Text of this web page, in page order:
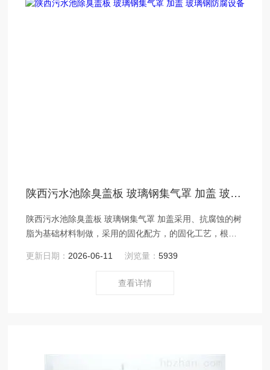
陕西污水池除臭盖板 玻璃钢集气罩 加盖 玻璃钢防腐设备
陕西污水池除臭盖板 玻璃钢集气罩 加盖采用、抗腐蚀的树
脂为基础材料制做，采用的固化配方，的固化工艺，根据
更新日期： 2026-06-11 浏览量：5939
查看详情